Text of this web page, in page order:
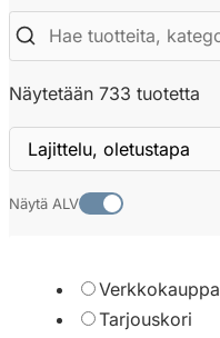
Näytetään 733 tuotetta
Näytä ALV
Verkkokauppa
Tarjouskori